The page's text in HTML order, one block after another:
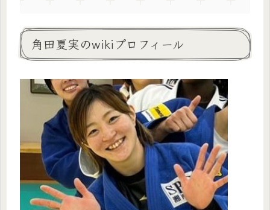
角田夏実のwikiプロフィール